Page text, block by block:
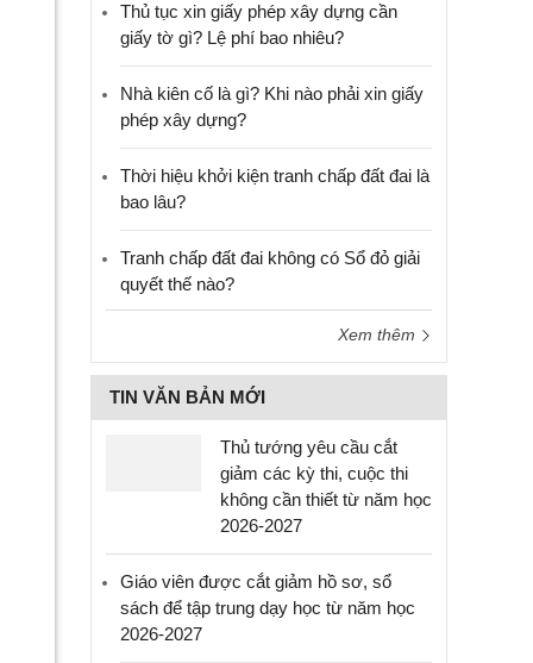
Thủ tục xin giấy phép xây dựng cần
giấy tờ gì? Lệ phí bao nhiêu?
Nhà kiên cố là gì? Khi nào phải xin giấy
phép xây dựng?
Thời hiệu khởi kiện tranh chấp đất đai là
bao lâu?
Tranh chấp đất đai không có Sổ đỏ giải
quyết thế nào?
Xem thêm
TIN VĂN BẢN MỚI
Thủ tướng yêu cầu cắt
giảm các kỳ thi, cuộc thi
không cần thiết từ năm học
2026-2027
Giáo viên được cắt giảm hồ sơ, sổ
sách để tập trung dạy học từ năm học
2026-2027